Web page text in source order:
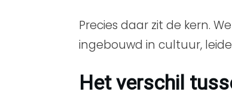
Precies daar zit de kern.
ingebouwd in cultuur,
Het verschil